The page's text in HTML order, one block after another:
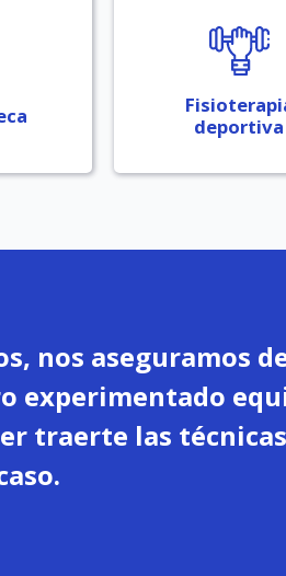
deportiva
nos aseguramos
experimentado
traerte las